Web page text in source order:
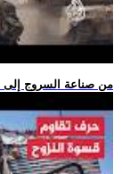
.. من صناعة السروج إلى